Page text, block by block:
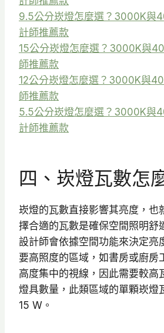
9.5公分崁燈怎麼選？3000K與
計師推薦款
15公分崁燈怎麼選？3000K與
師推薦款
12公分崁燈怎麼選？3000K與
師推薦款
5.5公分崁燈怎麼選？3000K與
計師推薦款
四、崁燈瓦數怎
崁燈的瓦數直接影響其亮度，也
擇合適的瓦數是確保空間照明舒
設計師會依據空間功能來決定亮
要高照度的區域，如書房或廚房
高度集中的視線，因此需要較高
燈具數量，此類區域的單顆崁燈
15 W。